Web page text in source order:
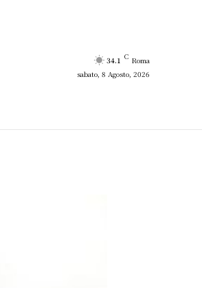
34.1 C Roma
sabato, 8 Agosto, 2026